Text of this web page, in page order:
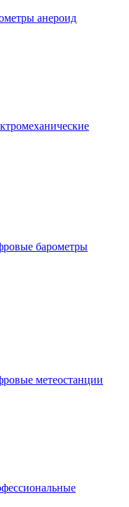
анероид
барометры
метеостанции